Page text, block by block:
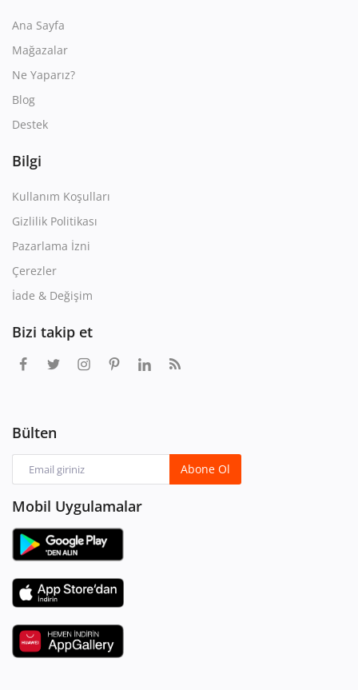
Ana Sayfa
Mağazalar
Ne Yaparız?
Blog
Destek
Bilgi
Kullanım Koşulları
Gizlilik Politikası
Pazarlama İzni
Çerezler
İade & Değişim
Bizi takip et
Bülten
Abone Ol
Mobil Uygulamalar